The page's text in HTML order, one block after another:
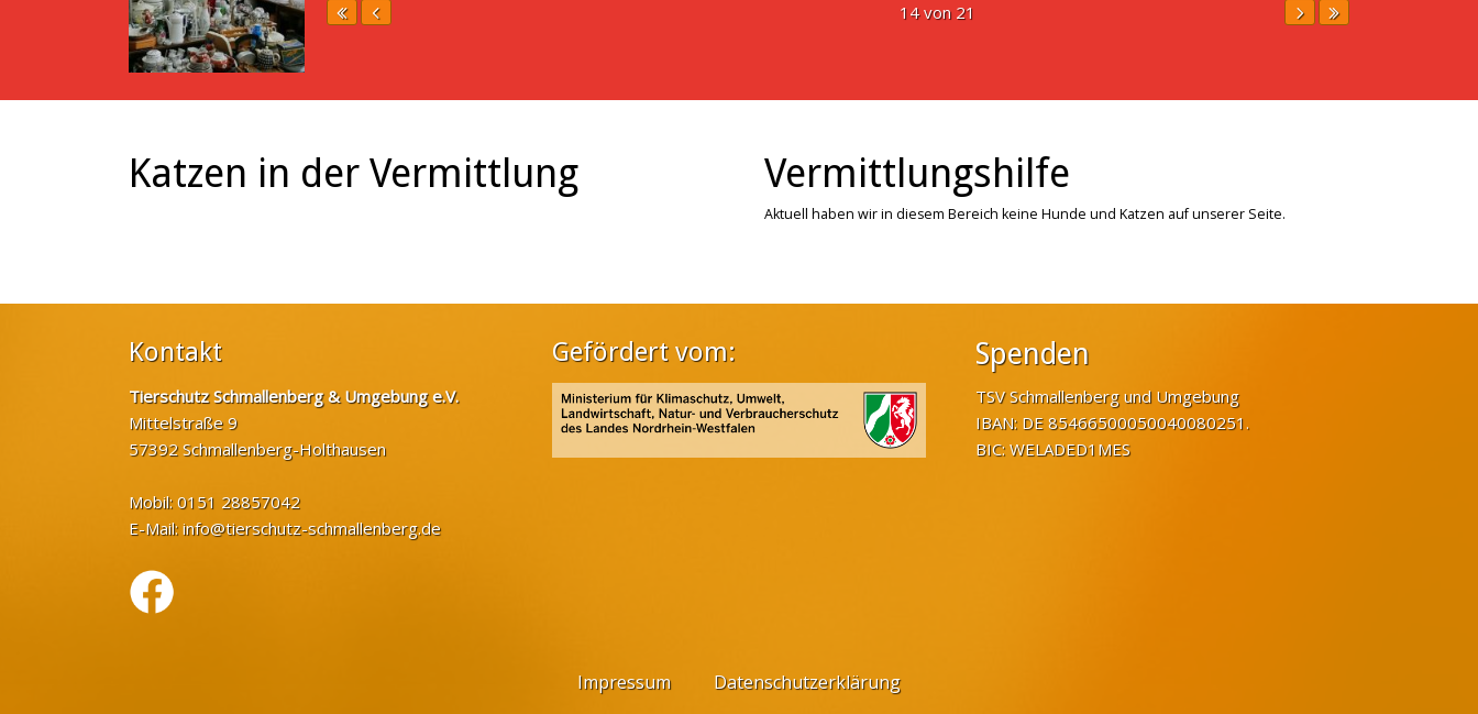
14 von 21
Katzen in der Vermittlung Vermittlungshilfe
Aktuell haben wir in diesem Bereich keine Hunde und Katzen auf unserer Seite.
Kontakt
Tierschutz Schmallenberg & Umgebung e.V.
Mittelstraße 9
57392 Schmallenberg-Holthausen
Mobil: 0151 28857042
E-Mail: info@tierschutz-schmallenberg.de
Gefördert vom: Spenden
TSV Schmallenberg und Umgebung
IBAN: DE 85466500050040080251.
BIC: WELADED1MES
Impressum Datenschutzerklärung